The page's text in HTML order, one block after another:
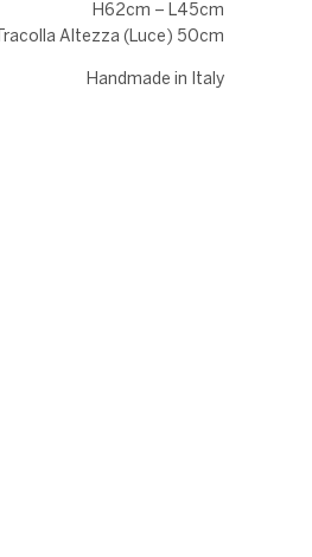
H62cm – L45cm
Tracolla Altezza (Luce) 50cm
Handmade in Italy